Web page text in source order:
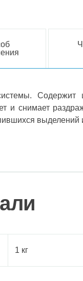
и снимает
выделений
1 кг